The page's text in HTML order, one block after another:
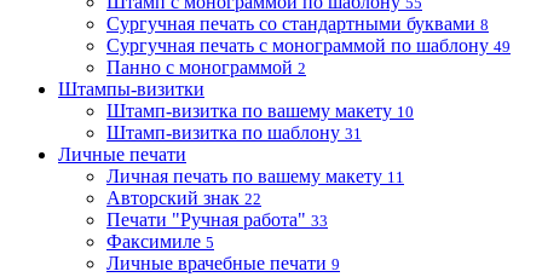
Сургучная печать со стандартными буквами 8
Сургучная печать с монограммой по шаблону 49
Панно с монограммой 2
Штампы-визитки
Штамп-визитка по вашему макету 10
Штамп-визитка по шаблону 31
Личные печати
Личная печать по вашему макету 11
Авторский знак 22
Печати "Ручная работа" 33
Факсимиле 5
Личные врачебные печати 9